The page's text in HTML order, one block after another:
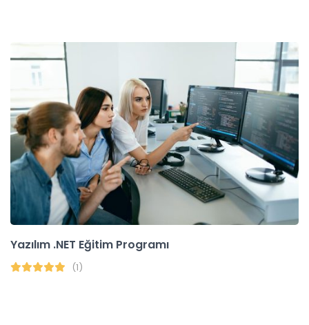
Yazılım .NET Eğitim Programı
(1)